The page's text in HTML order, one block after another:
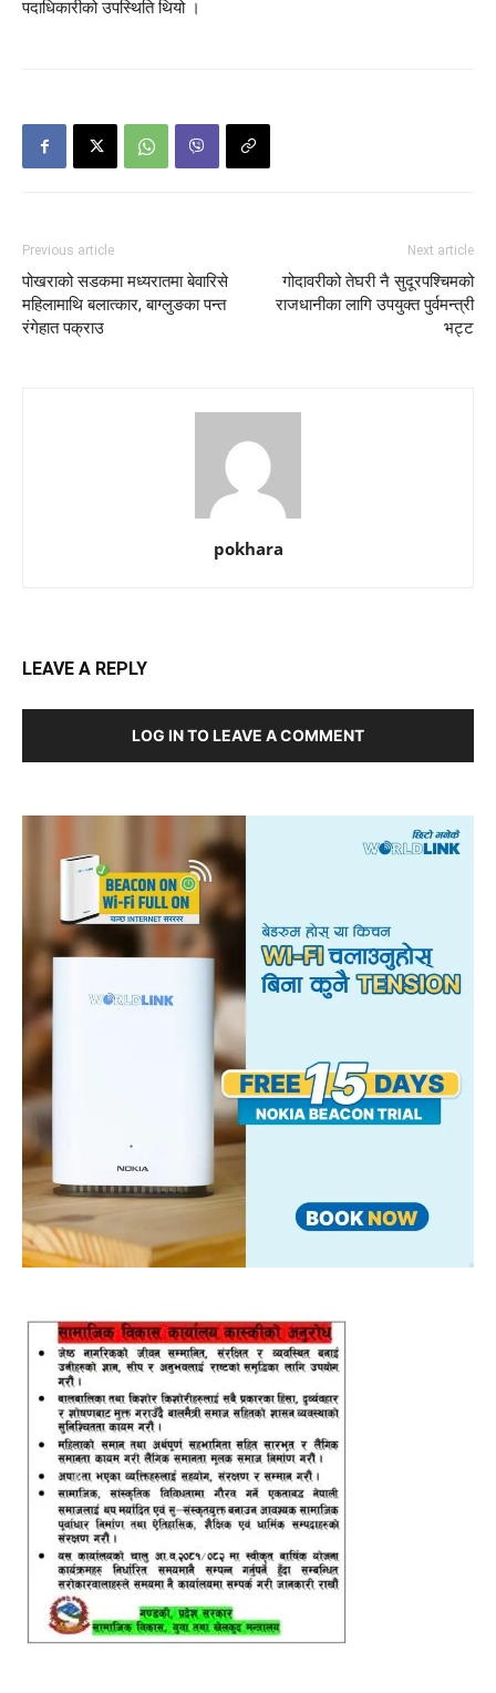
पदाधिकारीको उपस्थिति थियो ।
Previous article
पोखराको सडकमा मध्यरातमा बेवारिसे
महिलामाथि बलात्कार, बाग्लुङका पन्त
रंगेहात पक्राउ
Next article
गोदावरीको तेघरी नै सुदूरपश्चिमको
राजधानीका लागि उपयुक्त पुर्वमन्त्री
भट्ट
pokhara
LEAVE A REPLY
LOG IN TO LEAVE A COMMENT